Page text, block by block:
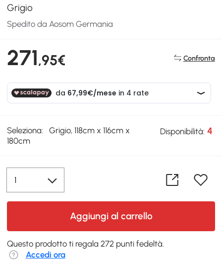
Grigio
Spedito da Aosom Germania
271,95€ Confronta
Seleziona:
Grigio, 118cm x 116cm x
180cm
Disponibilità: 4
Aggiungi al carrello
Questo prodotto ti regala 272 punti fedeltà.
Accedi ora